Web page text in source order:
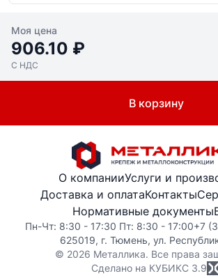
Моя цена
906.10 ₽
С НДС
В корзину
О компанииУслуги и
Доставка и оплатаКонтакты
Нормативные документы
Пн-Чт: 8:30 - 17:30 Пт: 8:30 - 17:00+7
625019, г. Тюмень, ул.
© 2026 Металлика. Все права
Сделано на КУБИКС 3.9